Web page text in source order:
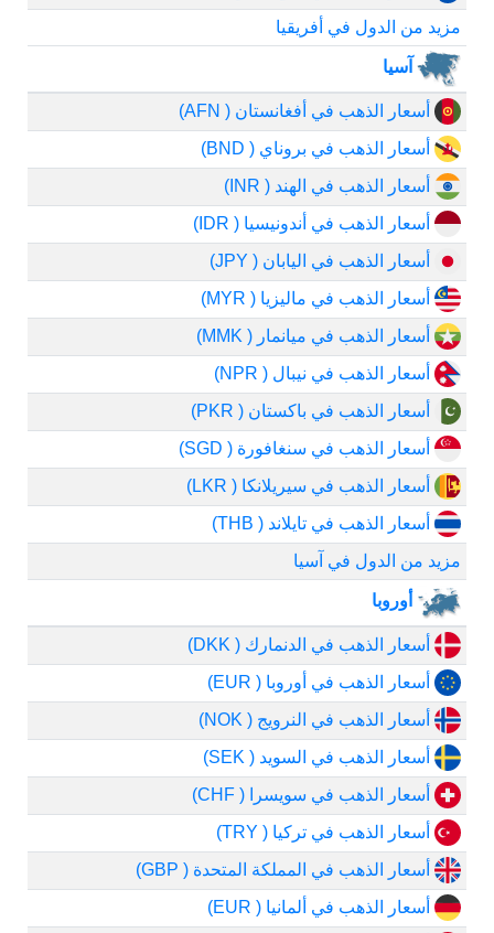
مزيد من الدول في أفريقيا
آسيا
أسعار الذهب في أفغانستان ( AFN)
أسعار الذهب في بروناي ( BND)
أسعار الذهب في الهند ( INR)
أسعار الذهب في أندونيسيا ( IDR)
أسعار الذهب في اليابان ( JPY)
أسعار الذهب في ماليزيا ( MYR)
أسعار الذهب في ميانمار ( MMK)
أسعار الذهب في نيبال ( NPR)
أسعار الذهب في باكستان ( PKR)
أسعار الذهب في سنغافورة ( SGD)
أسعار الذهب في سيريلانكا ( LKR)
أسعار الذهب في تايلاند ( THB)
مزيد من الدول في آسيا
أوروبا
أسعار الذهب في الدنمارك ( DKK)
أسعار الذهب في أوروبا ( EUR)
أسعار الذهب في النرويج ( NOK)
أسعار الذهب في السويد ( SEK)
أسعار الذهب في سويسرا ( CHF)
أسعار الذهب في تركيا ( TRY)
أسعار الذهب في المملكة المتحدة ( GBP)
أسعار الذهب في ألمانيا ( EUR)